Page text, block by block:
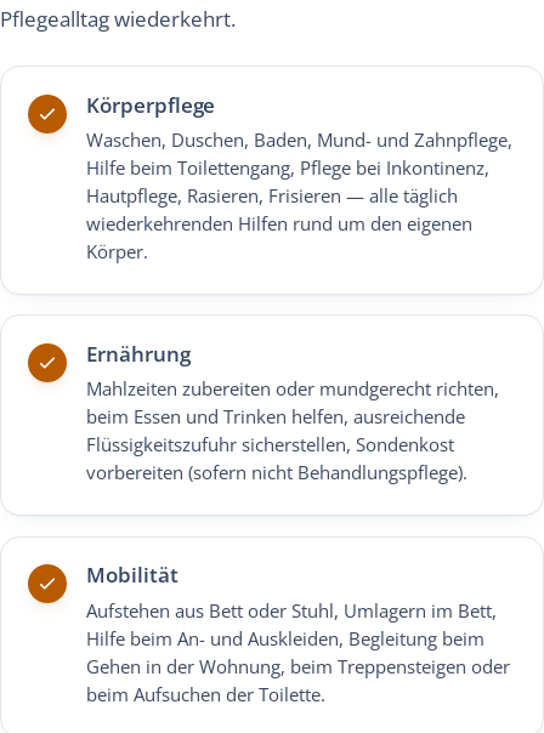
Pflegealltag wiederkehrt.
Körperpflege
Waschen, Duschen, Baden, Mund- und Zahnpflege,
Hilfe beim Toilettengang, Pflege bei Inkontinenz,
Hautpflege, Rasieren, Frisieren — alle täglich
wiederkehrenden Hilfen rund um den eigenen
Körper.
Ernährung
Mahlzeiten zubereiten oder mundgerecht richten,
beim Essen und Trinken helfen, ausreichende
Flüssigkeitszufuhr sicherstellen, Sondenkost
vorbereiten (sofern nicht Behandlungspflege).
Mobilität
Aufstehen aus Bett oder Stuhl, Umlagern im Bett,
Hilfe beim An- und Auskleiden, Begleitung beim
Gehen in der Wohnung, beim Treppensteigen oder
beim Aufsuchen der Toilette.